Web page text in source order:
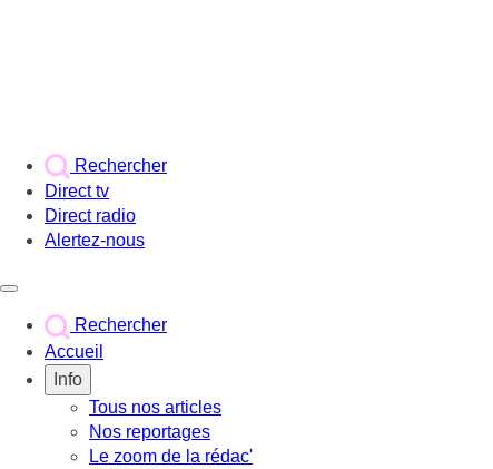
Rechercher
Direct tv
Direct radio
Alertez-nous
Rechercher
Accueil
Info
Tous nos articles
Nos reportages
Le zoom de la rédac'